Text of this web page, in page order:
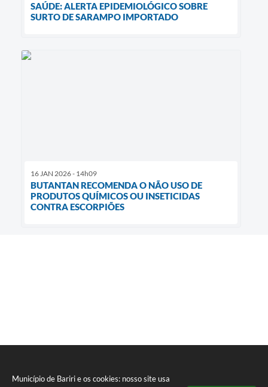
Município de Bariri e os cookies: nosso site usa
SAÚDE: ALERTA EPIDEMIOLÓGICO SOBRE
SURTO DE SARAMPO IMPORTADO
16 JAN 2026 - 14h09
BUTANTAN RECOMENDA O NÃO USO DE
PRODUTOS QUÍMICOS OU INSETICIDAS
CONTRA ESCORPIÕES